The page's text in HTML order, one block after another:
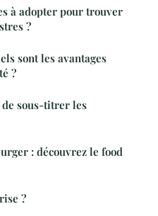
à adopter pour trouver
?
sont les avantages
?
sous-titrer les
: découvrez le food
?